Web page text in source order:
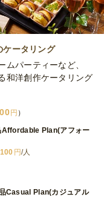
ィーパック
ィーパック
ケータリング
ムパーティーなど、
和洋創作ケータリング
円
Affordable Plan(アフォー
円/人
Casual Plan(カジュアル